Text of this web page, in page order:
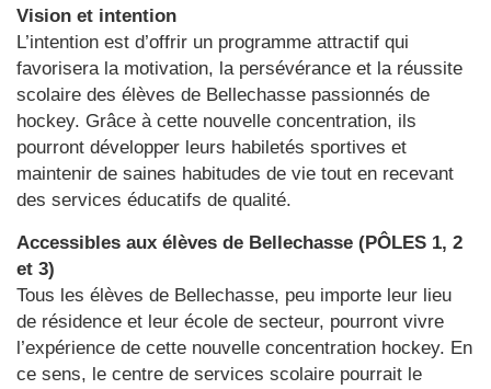
Vision et intention
L’intention est d’offrir un programme attractif qui
favorisera la motivation, la persévérance et la réussite
scolaire des élèves de Bellechasse passionnés de
hockey. Grâce à cette nouvelle concentration, ils
pourront développer leurs habiletés sportives et
maintenir de saines habitudes de vie tout en recevant
des services éducatifs de qualité.
Accessibles aux élèves de Bellechasse (PÔLES 1, 2
et 3)
Tous les élèves de Bellechasse, peu importe leur lieu
de résidence et leur école de secteur, pourront vivre
l’expérience de cette nouvelle concentration hockey. En
ce sens, le centre de services scolaire pourrait le